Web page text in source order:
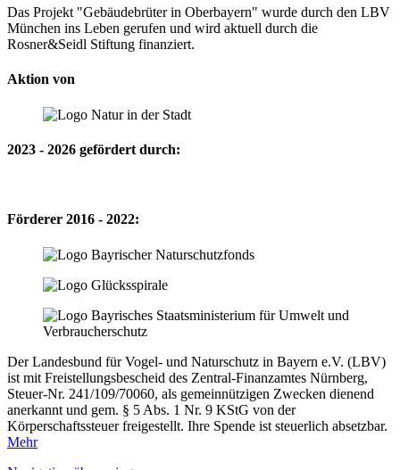
Das Projekt "Gebäudebrüter in Oberbayern" wurde durch den LBV
München ins Leben gerufen und wird aktuell durch die
Rosner&Seidl Stiftung finanziert.
Aktion von
2023 - 2026 gefördert durch:
Förderer 2016 - 2022:
Der Landesbund für Vogel- und Naturschutz in Bayern e.V. (LBV)
ist mit Freistellungsbescheid des Zentral-Finanzamtes Nürnberg,
Steuer-Nr. 241/109/70060, als gemeinnützigen Zwecken dienend
anerkannt und gem. § 5 Abs. 1 Nr. 9 KStG von der
Körperschaftssteuer freigestellt. Ihre Spende ist steuerlich absetzbar.
Mehr